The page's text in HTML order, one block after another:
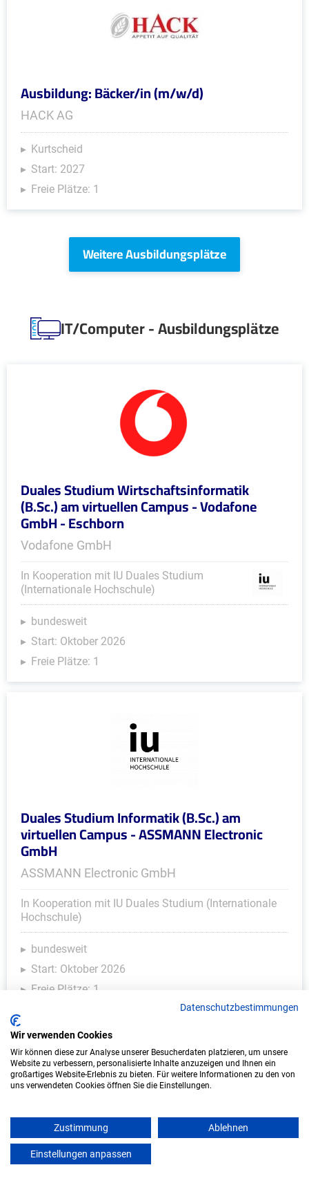
Ausbildung: Bäcker/in (m/w/d)
HACK AG
Kurtscheid
Start: 2027
Freie Plätze: 1
Weitere Ausbildungsplätze
IT/Computer - Ausbildungsplätze
Duales Studium Wirtschaftsinformatik
(B.Sc.) am virtuellen Campus - Vodafone
GmbH - Eschborn
Vodafone GmbH
In Kooperation mit IU Duales Studium
(Internationale Hochschule)
bundesweit
Start: Oktober 2026
Freie Plätze: 1
Duales Studium Informatik (B.Sc.) am
virtuellen Campus - ASSMANN Electronic
GmbH
ASSMANN Electronic GmbH
In Kooperation mit IU Duales Studium (Internationale
Hochschule)
bundesweit
Start: Oktober 2026
Freie Plätze: 1
Duales Studium Wirtschaftsinformatik
(B.Sc.) am virtuellen Campus - KIX Service
Datenschutzbestimmungen
Wir verwenden Cookies
Wir können diese zur Analyse unserer Besucherdaten platzieren, um unsere
Website zu verbessern, personalisierte Inhalte anzuzeigen und Ihnen ein
großartiges Website-Erlebnis zu bieten. Für weitere Informationen zu den von
uns verwendeten Cookies öffnen Sie die Einstellungen.
Zustimmung Ablehnen
Einstellungen anpassen